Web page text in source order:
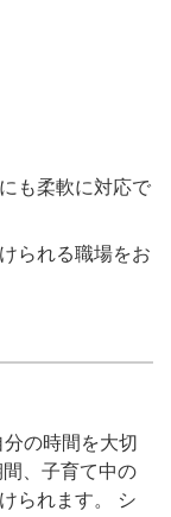
も柔軟に対応で
られる職場をお
の時間を大切
、子育て中の
られます。 シ